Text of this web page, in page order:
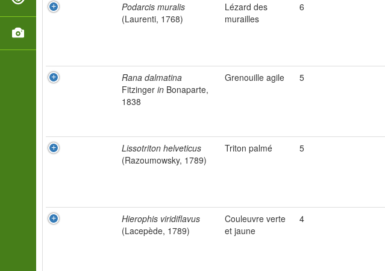
Podarcis muralis
(Laurenti, 1768)
Lézard des
murailles
6
Rana dalmatina
Fitzinger in Bonaparte,
1838
Grenouille agile 5
Lissotriton helveticus
(Razoumowsky, 1789)
Triton palmé 5
Hierophis viridiflavus
(Lacepède, 1789)
Couleuvre verte
et jaune
4